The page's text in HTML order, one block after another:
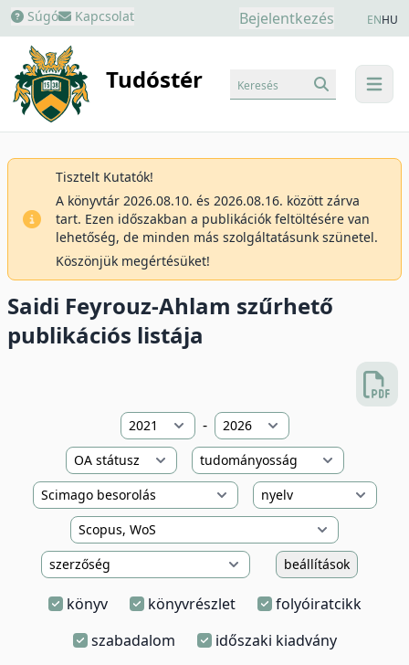
Súgó Kapcsolat Bejelentkezés ENHU
Tudóstér menu
Keresés
Tisztelt Kutatók!
A könyvtár 2026.08.10. és 2026.08.16. között zárva
tart. Ezen időszakban a publikációk feltöltésére van
lehetőség, de minden más szolgáltatásunk szünetel.
Köszönjük megértésüket!
Saidi Feyrouz-Ahlam szűrhető
publikációs listája
-
beállítások
könyv könyvrészlet
folyóiratcikk
szabadalom
időszaki kiadvány